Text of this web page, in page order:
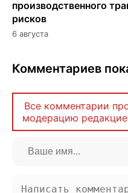
производственного
рисков
6 августа
Комментариев
Все комментарии
модерацию